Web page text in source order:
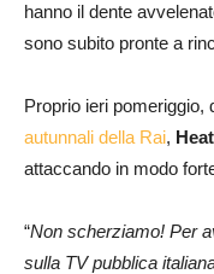
hanno il dente
sono subito pronte a
Proprio ieri pomeriggio,
autunnali della Rai,
attaccando in modo
“Non scherziamo! Per
sulla TV pubblica